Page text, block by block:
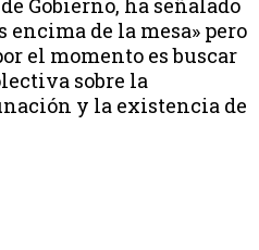
encima de la mesa» pero
el momento es buscar
sobre la
y la existencia de